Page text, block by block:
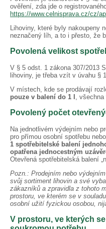
ověření, zda jde o
https://www.celnisprava.cz/cz/
Lihoviny, které byly nakoupeny
neznačený líh, a to i přesto, že
Povolená velikost
V § 5 odst. 1 zákona 307/2013
lihoviny, je třeba vzít v úvahu §
V místech, kde se prodávají
pouze v balení do 1 l ,
Povolený počet
Na jednotlivém výdejním nebo
pro přímou osobní spotřebu
1 spotřebitelské balení
opatřena jednocestným
Otevřená spotřebitelská balení
Pozn.: Prodejním nebo
svůj sortiment lihovin a své
zákazníků a zpravidla z tohoto
prostoru, ve kterém se v
osobní užití fyzickou osobou,
V prostoru, ve kterých